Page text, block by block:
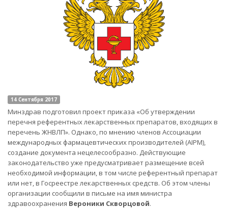
14 Сентября 2017
Минздрав подготовил проект приказа «Об утверждении
перечня референтных лекарственных препаратов, входящих в
перечень ЖНВЛП». Однако, по мнению членов Ассоциации
международных фармацевтических производителей (AIPM),
создание документа нецелесообразно. Действующие
законодательство уже предусматривает размещение всей
необходимой информации, в том числе референтный препарат
или нет, в Госреестре лекарственных средств. Об этом члены
организации сообщили в письме на имя министра
здравоохранения Вероники Скворцовой.